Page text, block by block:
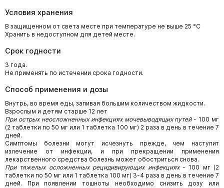
Условия хранения
В защищенном от света месте при температуре не выше 25 °С
Хранить в недоступном для детей месте.
Срок годности
3 года.
Не применять по истечении срока годности.
Способ применения и дозы
Внутрь, во время еды, запивая большим количеством жидкости.
Взрослым и детям старше 12 лет
При острых неосложненных инфекциях мочевыводящих путей- 100 мг
(2 таблетки по 50 мг или 1 таблетка 100 мг) 2 раза в день в течение 7
дней.
Симптомы болезни могут исчезнуть прежде, чем наступит
излечение от инфекции, и при прекращении применения
лекарственного средства болезнь может обостриться снова.
При тяжелых осложненных рецидивирующих инфекциях- 100 мг (2
таблетки по 50 мг или 1 таблетка 100 мг) 3-4 раза в день в течение 7
дней. При появлении тошноты необходимо снизить дозу или